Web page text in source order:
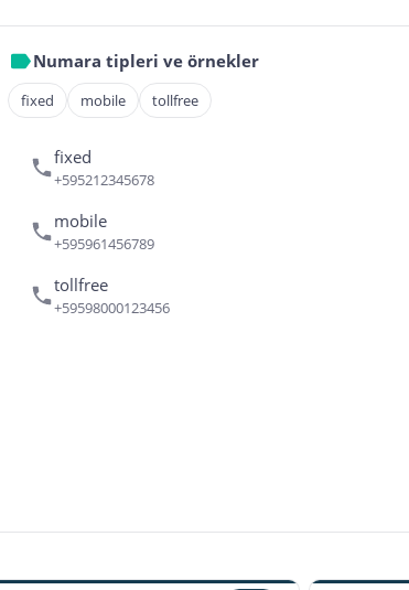
Numara tipleri ve örnekler
fixed mobile tollfree
fixed
+595212345678
mobile
+595961456789
tollfree
+59598000123456